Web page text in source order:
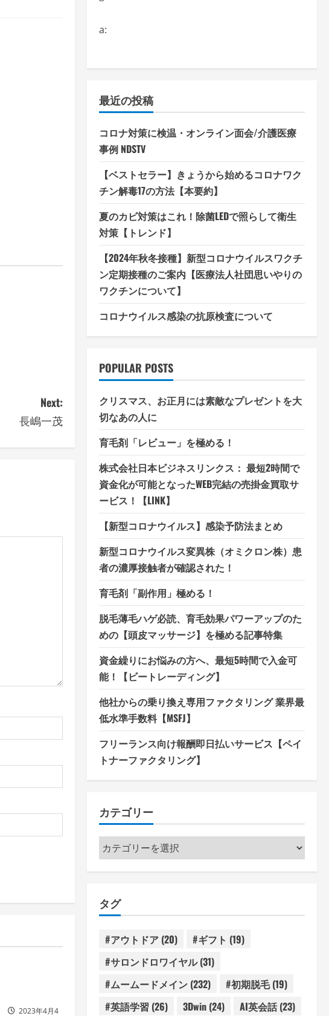
Next:
長嶋一茂
2023年4月4
a:
最近の投稿
コロナ対策に検温・オンライン面会/介護医療
事例 NDSTV
【ベストセラー】きょうから始めるコロナワク
チン解毒17の方法【本要約】
夏のカビ対策はこれ！除菌LEDで照らして衛生
対策【トレンド】
【2024年秋冬接種】新型コロナウイルスワクチ
ン定期接種のご案内【医療法人社団思いやりの
ワクチンについて】
コロナウイルス感染の抗原検査について
POPULAR POSTS
クリスマス、お正月には素敵なプレゼントを大
切なあの人に
育毛剤「レビュー」を極める！
株式会社日本ビジネスリンクス： 最短2時間で
資金化が可能となったWEB完結の売掛金買取サ
ービス！【LINK】
【新型コロナウイルス】感染予防法まとめ
新型コロナウイルス変異株（オミクロン株）患
者の濃厚接触者が確認された！
育毛剤「副作用」極める！
脱毛薄毛ハゲ必読、育毛効果パワーアップのた
めの【頭皮マッサージ】を極める記事特集
資金繰りにお悩みの方へ、最短5時間で入金可
能！【ビートレーディング】
他社からの乗り換え専用ファクタリング 業界最
低水準手数料【MSFJ】
フリーランス向け報酬即日払いサービス【ペイ
トナーファクタリング】
カテゴリー
カ
テ
ー
タグ
#アウトドア(20) #ギフト (19)
#サロンドロワイヤル(31)
#ムームードメイン(232) #初期脱毛(19)
#英語学習 (26) 3Dwin(24) AI英会話(23)